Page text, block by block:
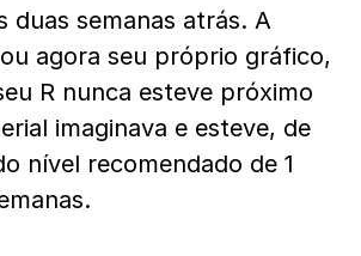
duas semanas atrás. A
agora seu próprio gráfico,
R nunca esteve próximo
imaginava e esteve, de
nível recomendado de 1